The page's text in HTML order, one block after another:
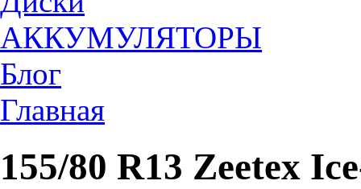
АККУМУЛЯТОРЫ
Блог
Главная
155/80 R13 Zeetex